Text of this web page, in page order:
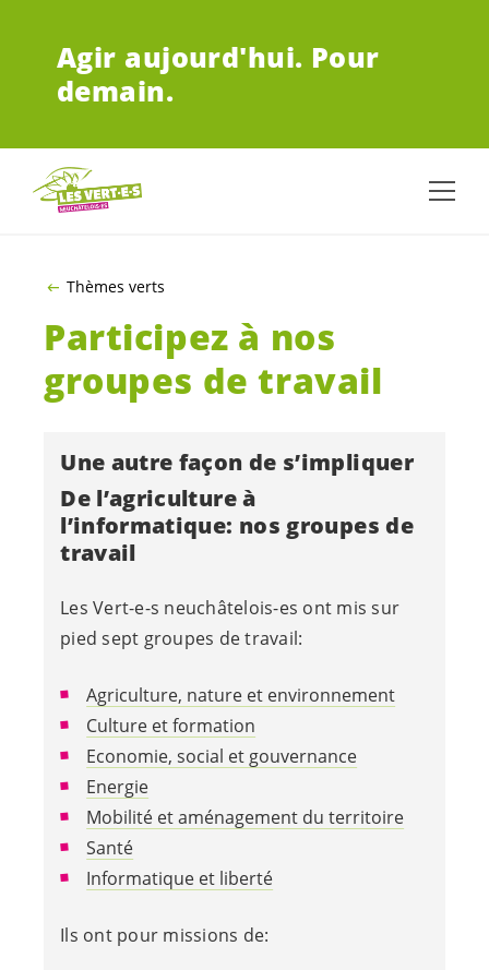
Agir aujourd'hui. Pour
demain.
Thèmes verts
Participez à nos
groupes de travail
Une autre façon de s’impliquer
De l’agriculture à
l’informatique: nos groupes de
travail
LesVert-e-s neuchâtelois-es ont mis sur
pied sept groupes de travail:
Agriculture, nature et environnement
Culture et formation
Economie, social et gouvernance
Energie
Mobilité et aménagement du territoire
Santé
Informatique et liberté
Ils ont pour missions de: